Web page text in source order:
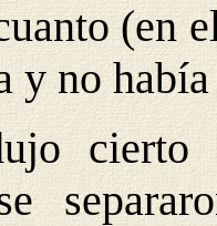
(en
y no
cierto